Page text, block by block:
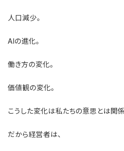
人口減少。
AIの進化。
働き方の変化。
価値観の変化。
こうした変化は私たちの意思とは関係
だから経営者は、